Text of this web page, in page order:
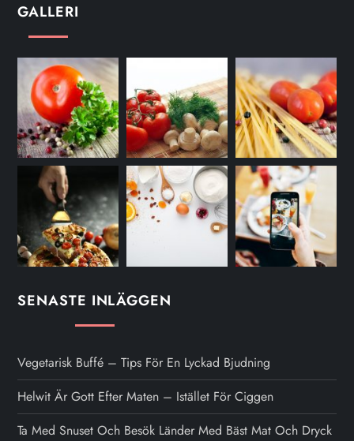
GALLERI
SENASTE INLÄGGEN
Vegetarisk Buffé – Tips För En Lyckad Bjudning
Helwit Är Gott Efter Maten – Istället För Ciggen
Ta Med Snuset Och Besök Länder Med Bäst Mat Och Dryck